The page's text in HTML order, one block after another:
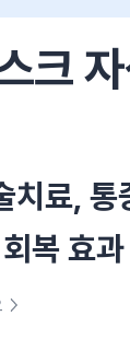
크
치료, 통
복 효